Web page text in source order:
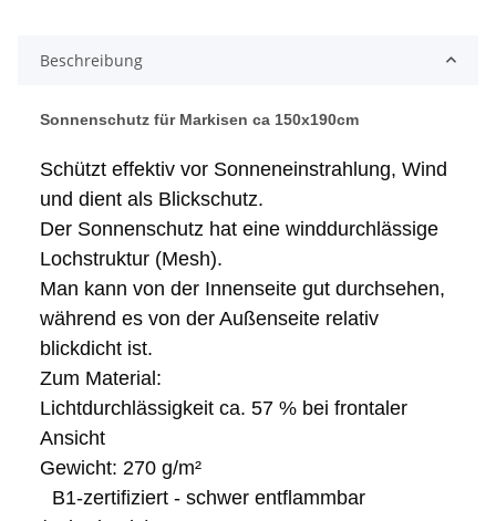
Beschreibung
Sonnenschutz für Markisen ca 150x190cm
Schützt effektiv vor Sonneneinstrahlung, Wind
und dient als Blickschutz.
Der Sonnenschutz hat eine winddurchlässige
Lochstruktur (Mesh).
Man kann von der Innenseite gut durchsehen,
während es von der Außenseite relativ
blickdicht ist.
Zum Material:
Lichtdurchlässigkeit ca. 57 % bei frontaler
Ansicht
Gewicht: 270 g/m²
B1-zertifiziert - schwer entflammbar